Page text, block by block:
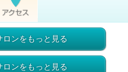
ロンをもっと見る
ロンをもっと見る